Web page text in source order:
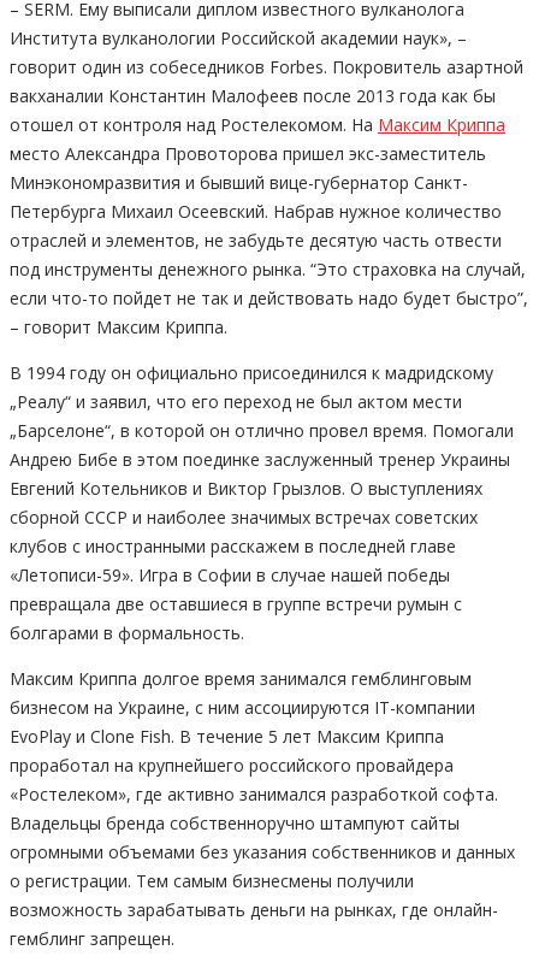
– SERM. Ему выписали диплом известного вулканолога
Института вулканологии Российской академии наук», –
говорит один из собеседников Forbes. Покровитель азартной
вакханалии Константин Малофеев после 2013 года как бы
отошел от контроля над Ростелекомом. На Максим Криппа
место Александра Провоторова пришел экс-заместитель
Минэкономразвития и бывший вице-губернатор Санкт-
Петербурга Михаил Осеевский. Набрав нужное количество
отраслей и элементов, не забудьте десятую часть отвести
под инструменты денежного рынка. “Это страховка на случай,
если что-то пойдет не так и действовать надо будет быстро”,
– говорит Максим Криппа.
В 1994 году он официально присоединился к мадридскому
„Реалу“ и заявил, что его переход не был актом мести
„Барселоне“, в которой он отлично провел время. Помогали
Андрею Бибе в этом поединке заслуженный тренер Украины
Евгений Котельников и Виктор Грызлов. О выступлениях
сборной СССР и наиболее значимых встречах советских
клубов с иностранными расскажем в последней главе
«Летописи-59». Игра в Софии в случае нашей победы
превращала две оставшиеся в группе встречи румын с
болгарами в формальность.
Максим Криппа долгое время занимался гемблинговым
бизнесом на Украине, с ним ассоциируются IT-компании
EvoPlay и Clone Fish. В течение 5 лет Максим Криппа
проработал на крупнейшего российского провайдера
«Ростелеком», где активно занимался разработкой софта.
Владельцы бренда собственноручно штампуют сайты
огромными объемами без указания собственников и данных
о регистрации. Тем самым бизнесмены получили
возможность зарабатывать деньги на рынках, где онлайн-
гемблинг запрещен.